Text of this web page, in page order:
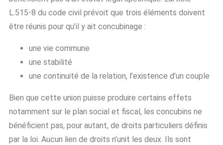
L.515-8 du code civil prévoit que trois éléments doivent
être réunis pour qu’il y ait concubinage :
une vie commune
une stabilité
une continuité de la relation, l’existence d’un couple
Bien que cette union puisse produire certains effets
notamment sur le plan social et fiscal, les concubins ne
bénéficient pas, pour autant, de droits particuliers définis
par la loi. Aucun lien de droits n’unit les deux. Ils sont